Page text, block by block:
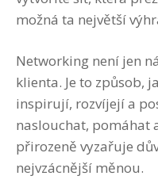
možná ta největší
Networking není jen
klienta. Je to způsob,
inspirují, rozvíjejí a
naslouchat, pomáhat
přirozeně vyzařuje
nejvzácnější měnou.